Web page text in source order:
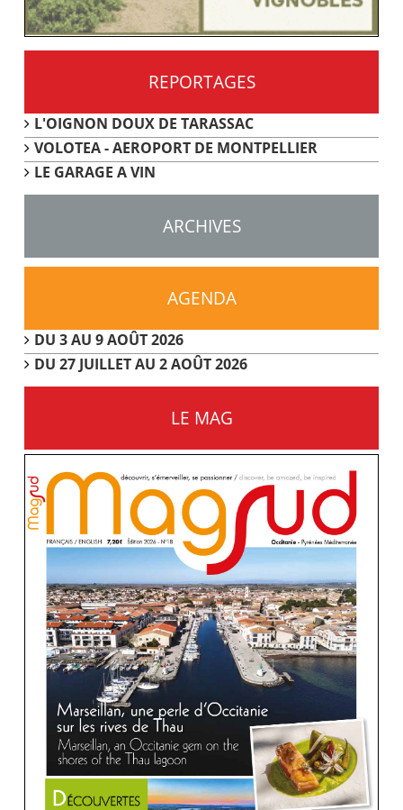
REPORTAGES
L'OIGNON DOUX DE TARASSAC
VOLOTEA - AEROPORT DE MONTPELLIER
LE GARAGE A VIN
ARCHIVES
AGENDA
DU 3 AU 9 AOÛT 2026
DU 27 JUILLET AU 2 AOÛT 2026
LE MAG